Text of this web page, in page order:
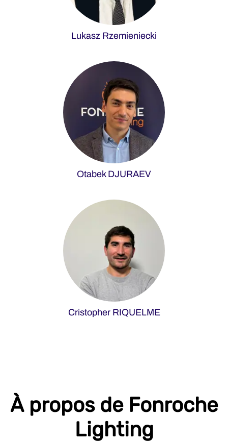
Lukasz Rzemieniecki
Otabek DJURAEV
Cristopher RIQUELME
À propos de Fonroche
Lighting